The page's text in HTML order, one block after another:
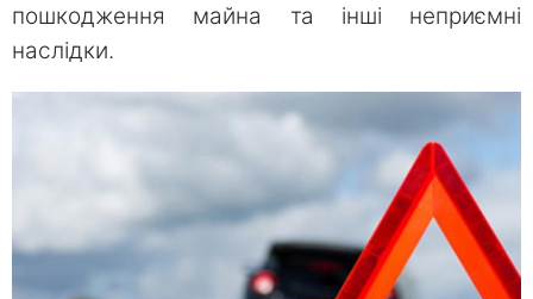
пошкодження майна та інші неприємні
наслідки.